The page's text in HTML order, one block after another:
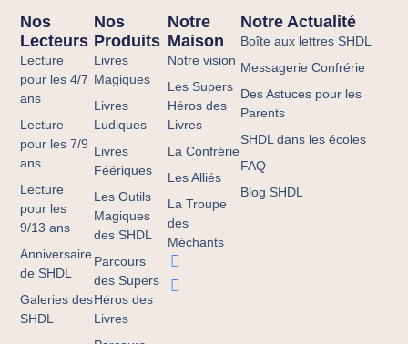
Notre
Maison
Notre vision
Les Supers
Héros des
Livres
La Confrérie
Les Alliés
La Troupe
des
Méchants
Nos
Produits
Livres
Magiques
Livres
Ludiques
Livres
Féériques
Les Outils
Magiques
des SHDL
Parcours
des Supers
Héros des
Livres
Nos
Lecteurs
Lecture
pour les 4/7
ans
Lecture
pour les 7/9
ans
Lecture
pour les
9/13 ans
Anniversaire
de SHDL
Galeries des
SHDL
Notre Actualité
Boîte aux lettres SHDL
Messagerie Confrérie
Des Astuces pour les
Parents
SHDL dans les écoles
FAQ
Blog SHDL